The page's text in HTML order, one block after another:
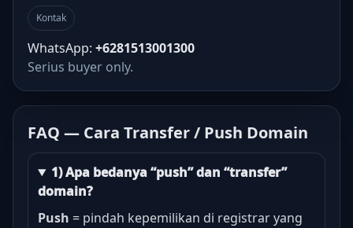
Kontak
WhatsApp: +6281513001300
Serius buyer only.
FAQ — Cara Transfer / Push Domain
1) Apa bedanya “push” dan “transfer”
domain?
Push = pindah kepemilikan di registrar yang